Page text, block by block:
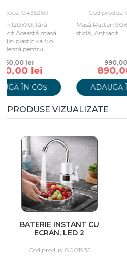
Cod produs: 0434206
Masă Rattan 90x90, fără
sticlă, Antracit
ADAUGĂ ÎN COȘ
PRODUSE VIZUALIZATE
BATERIE INSTANT CU
ECRAN, LED 2
Cod produs: 8001935